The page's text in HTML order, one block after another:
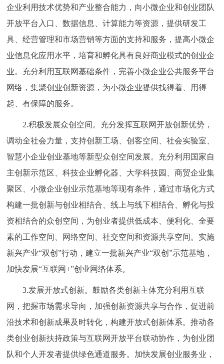
企业利用技术优势和产业整合能力，向小微企业和创业团队
开放平台入口、数据信息、计算能力等资源，提供研发工
具、经营管理和市场营销等方面的支持和服务，提高小微企
业信息化应用水平，培育和孵化具有良好商业模式的创业企
业。充分利用互联网基础条件，完善小微企业公共服务平台
网络，集聚创业创新资源，为小微企业提供找得着、用得
起、有保障的服务。
2.积极发展众创空间。充分发挥互联网开放创新优势，
调动全社会力量，支持创新工场、创客空间、社会实验室、
智慧小企业创业基地等新型众创空间发展。充分利用国家自
主创新示范区、科技企业孵化器、大学科技园、商贸企业集
聚区、小微企业创业示范基地等现有条件，通过市场化方式
构建一批创新与创业相结合、线上与线下相结合、孵化与投
资相结合的众创空间，为创业者提供低成本、便利化、全要
素的工作空间、网络空间、社交空间和资源共享空间。实施
新兴产业“双创”行动，建立一批新兴产业“双创”示范基地，
加快发展“互联网+”创业网络体系。
3.发展开放式创新。鼓励各类创新主体充分利用互联
网，把握市场需求导向，加强创新资源共享与合作，促进前
沿技术和创新成果及时转化，构建开放式创新体系。推动各
类创业创新扶持政策与互联网开放平台联动协作，为创业团
队和个人开发者提供绿色通道服务。加快发展创业服务业，